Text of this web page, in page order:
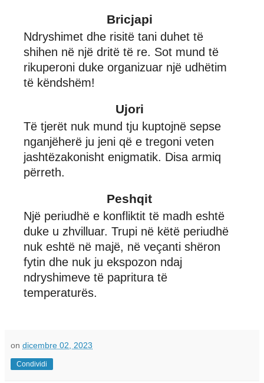
Bricjapi
Ndryshimet dhe risitë tani duhet të
shihen në një dritë të re. Sot mund të
rikuperoni duke organizuar një udhëtim
të këndshëm!
Ujori
Të tjerët nuk mund tju kuptojnë sepse
nganjëherë ju jeni që e tregoni veten
jashtëzakonisht enigmatik. Disa armiq
përreth.
Peshqit
Një periudhë e konfliktit të madh eshtë
duke u zhvilluar. Trupi në këtë periudhë
nuk eshtë në majë, në veçanti shëron
fytin dhe nuk ju ekspozon ndaj
ndryshimeve të papritura të
temperaturës.
on dicembre 02, 2023
Condividi